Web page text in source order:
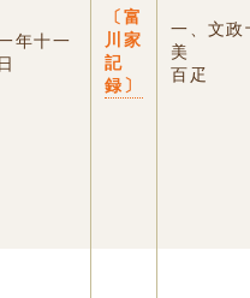
年十一
〔富
川家
記
録〕
一、文政
美
百